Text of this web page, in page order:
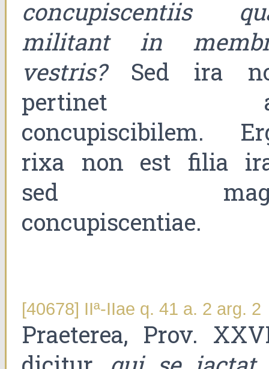
concupiscentiis
militant in
vestris?Sed ira
pertinet
concupiscibilem.
rixa non est filia
sed
concupiscentiae.
[40678] IIª-IIae q. 41 a. 2 arg. 2
Praeterea, Prov.